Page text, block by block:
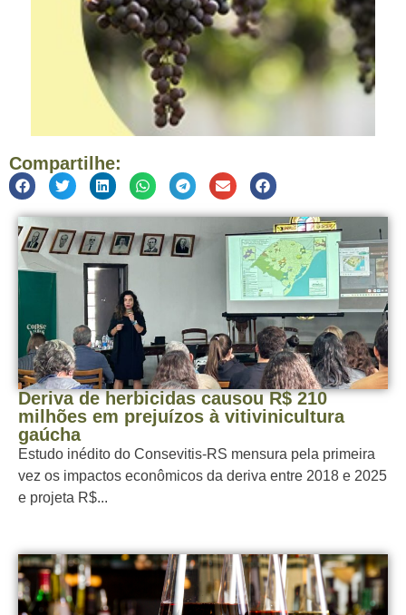
Compartilhe:
Deriva de herbicidas causou R$ 210
milhões em prejuízos à vitivinicultura
gaúcha
Estudo inédito do Consevitis-RS mensura pela primeira
vez os impactos econômicos da deriva entre 2018 e 2025
e projeta R$...